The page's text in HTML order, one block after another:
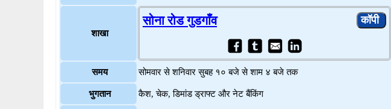
शाखा
सोना रोड गुडगाँव
समय सोमवार से शनिवार सुबह १० बजे से शाम ४ बजे तक
भुगतान कैश, चेक, डिमांड ड्राफ्ट और नेट बैंकिंग